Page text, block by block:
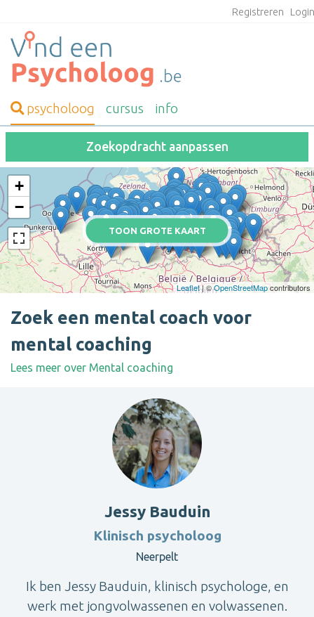
Registreren
psycholoog cursus info
Zoekopdracht aanpassen
TOON GROTE KAART
+
−
Leaflet| ©OpenStreetMapcontributors
Zoek een mental coach voor
mental coaching
Lees meer over Mental coaching
Jessy Bauduin
Klinisch psycholoog
Neerpelt
Ik ben Jessy Bauduin, klinisch psychologe, en
werk met jongvolwassenen en volwassenen.